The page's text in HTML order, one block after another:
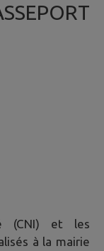
(CNI) et les
à la mairie